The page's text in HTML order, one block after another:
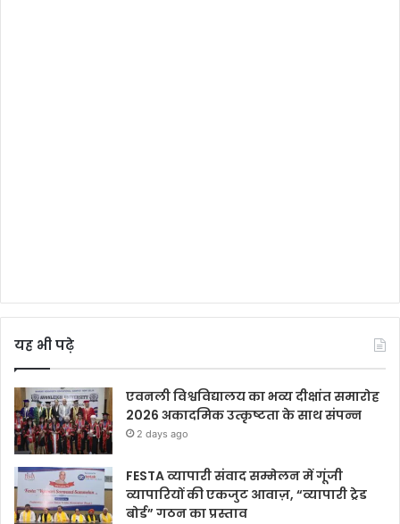
यह भी पढ़े
एवनली विश्वविद्यालय का भव्य दीक्षांत समारोह
2026 अकादमिक उत्कृष्टता के साथ संपन्न
2 days ago
FESTA व्यापारी संवाद सम्मेलन में गूंजी
व्यापारियों की एकजुट आवाज़, “व्यापारी ट्रेड
बोर्ड” गठन का प्रस्ताव